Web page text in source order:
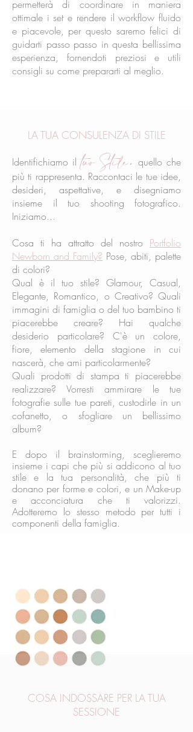
permetterà di coordinare in maniera
ottimale i set e rendere il workflow fluido
e piacevole, per questo saremo felici di
guidarti passo passo in questa bellissima
esperienza, fornendoti preziosi e utili
consigli su come prepararti al meglio.
LA TUA CONSULENZA DI STILE
Identifichiamo iltuo Stile, quello che
più ti rappresenta. Raccontaci le tue idee,
desideri, aspettative, e disegniamo
insieme il tuo shooting fotografico.
Iniziamo...
Cosa ti ha attratto del nostro Portfolio
Newborn and Family? Pose, abiti, palette
di colori?
Qual è il tuo stile? Glamour, Casual,
Elegante, Romantico, o Creativo? Quali
immagini di famiglia o del tuo bambino ti
piacerebbe creare? Hai qualche
desiderio particolare? C'è un colore,
fiore, elemento della stagione in cui
nascerà, che ami particolarmente?
Quali prodotti di stampa ti piacerebbe
realizzare? Vorresti ammirare le tue
fotografie sulle tue pareti, custodirle in un
cofanetto, o sfogliare un bellissimo
album?
E dopo il brainstorming, sceglieremo
insieme i capi che più si addicono al tuo
stile e la tua personalità, che più ti
donano per forme e colori, e un Make-up
e acconciatura che ti valorizzi.
Adotteremo lo stesso metodo per tutti i
componenti della famiglia.
COSA INDOSSARE PER LA TUA
SESSIONE